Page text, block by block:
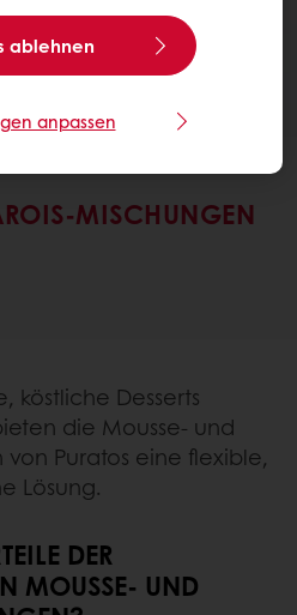
MISCHUNGEN
köstliche Desserts
die Mousse- und
Puratos eine flexible,
Lösung.
DER
MOUSSE- UND
ablehnen
anpassen